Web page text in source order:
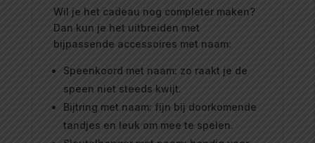
Wil je het cadeau nog completer maken?
Dan kun je het uitbreiden met
bijpassende accessoires met naam:
Speenkoord met naam: zo raakt je de
speen niet steeds kwijt.
Bijtring met naam: fijn bij doorkomende
tandjes en leuk om mee te spelen.